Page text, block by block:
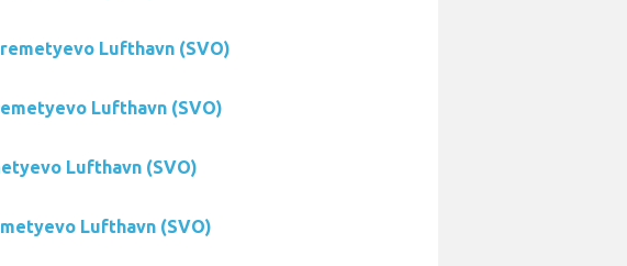
Lufthavn (SVO)
Lufthavn (SVO)
Lufthavn (SVO)
Lufthavn (SVO)